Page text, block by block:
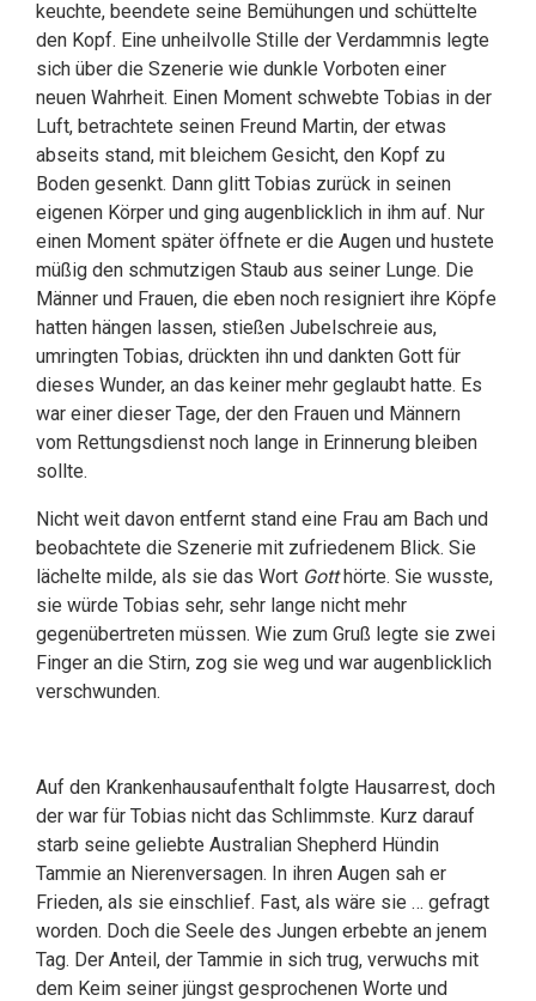
keuchte, beendete seine Bemühungen und schüttelte
den Kopf. Eine unheilvolle Stille der Verdammnis legte
sich über die Szenerie wie dunkle Vorboten einer
neuen Wahrheit. Einen Moment schwebte Tobias in der
Luft, betrachtete seinen Freund Martin, der etwas
abseits stand, mit bleichem Gesicht, den Kopf zu
Boden gesenkt. Dann glitt Tobias zurück in seinen
eigenen Körper und ging augenblicklich in ihm auf. Nur
einen Moment später öffnete er die Augen und hustete
müßig den schmutzigen Staub aus seiner Lunge. Die
Männer und Frauen, die eben noch resigniert ihre Köpfe
hatten hängen lassen, stießen Jubelschreie aus,
umringten Tobias, drückten ihn und dankten Gott für
dieses Wunder, an das keiner mehr geglaubt hatte. Es
war einer dieser Tage, der den Frauen und Männern
vom Rettungsdienst noch lange in Erinnerung bleiben
sollte.
Nicht weit davon entfernt stand eine Frau am Bach und
beobachtete die Szenerie mit zufriedenem Blick. Sie
lächelte milde, als sie das Wort Gotthörte. Sie wusste,
sie würde Tobias sehr, sehr lange nicht mehr
gegenübertreten müssen. Wie zum Gruß legte sie zwei
Finger an die Stirn, zog sie weg und war augenblicklich
verschwunden.
Auf den Krankenhausaufenthalt folgte Hausarrest, doch
der war für Tobias nicht das Schlimmste. Kurz darauf
starb seine geliebte Australian Shepherd Hündin
Tammie an Nierenversagen. In ihren Augen sah er
Frieden, als sie einschlief. Fast, als wäre sie … gefragt
worden. Doch die Seele des Jungen erbebte an jenem
Tag. Der Anteil, der Tammie in sich trug, verwuchs mit
dem Keim seiner jüngst gesprochenen Worte und